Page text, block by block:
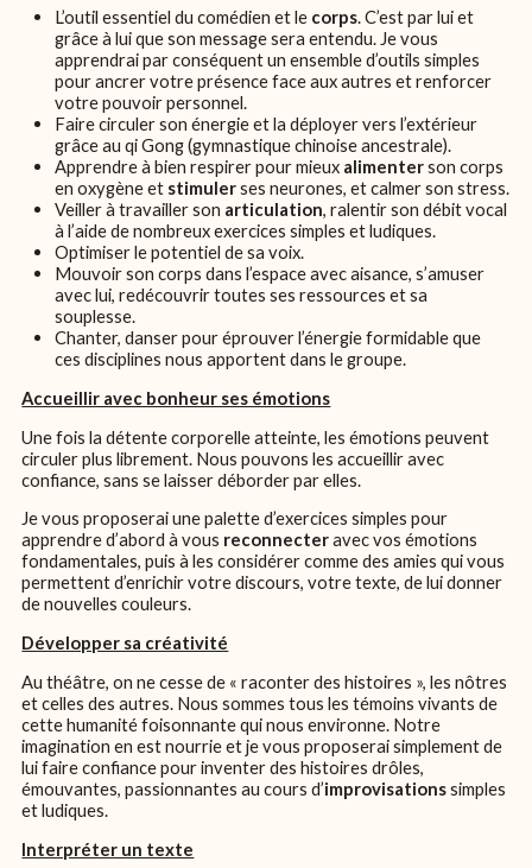
L’outil essentiel du comédien et le corps. C’est par lui et
grâce à lui que son message sera entendu. Je vous
apprendrai par conséquent un ensemble d’outils simples
pour ancrer votre présence face aux autres et renforcer
votre pouvoir personnel.
Faire circuler son énergie et la déployer vers l’extérieur
grâce au qi Gong (gymnastique chinoise ancestrale).
Apprendre à bien respirer pour mieux alimenterson corps
en oxygène et stimulerses neurones, et calmer son stress.
Veiller à travailler son articulation, ralentir son débit vocal
à l’aide de nombreux exercices simples et ludiques.
Optimiser le potentiel de sa voix.
Mouvoir son corps dans l’espace avec aisance, s’amuser
avec lui, redécouvrir toutes ses ressources et sa
souplesse.
Chanter, danser pour éprouver l’énergie formidable que
ces disciplines nous apportent dans le groupe.
Accueillir avec bonheur ses émotions
Une fois la détente corporelle atteinte, les émotions peuvent
circuler plus librement. Nous pouvons les accueillir avec
confiance, sans se laisser déborder par elles.
Je vous proposerai une palette d’exercices simples pour
apprendre d’abord à vous reconnecteravec vos émotions
fondamentales, puis à les considérer comme des amies qui vous
permettent d’enrichir votre discours, votre texte, de lui donner
de nouvelles couleurs.
Développer sa créativité
Au théâtre, on ne cesse de « raconter des histoires », les nôtres
et celles des autres. Nous sommes tous les témoins vivants de
cette humanité foisonnante qui nous environne. Notre
imagination en est nourrie et je vous proposerai simplement de
lui faire confiance pour inventer des histoires drôles,
émouvantes, passionnantes au cours d’improvisationssimples
et ludiques.
Interpréter un texte